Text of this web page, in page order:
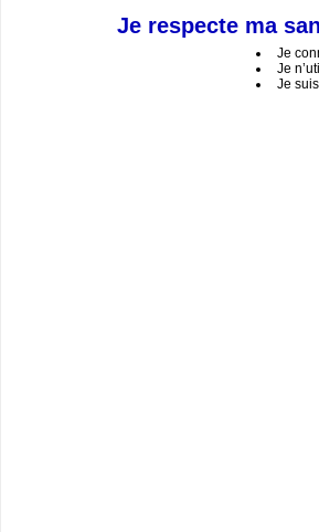
Je respecte ma
Je
Je
Je